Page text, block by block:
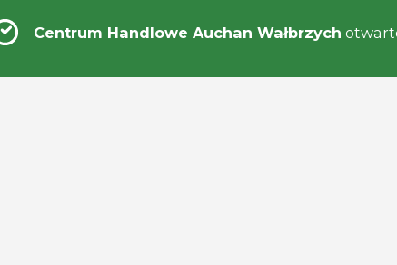
Centrum Handlowe Auchan Wałbrzych